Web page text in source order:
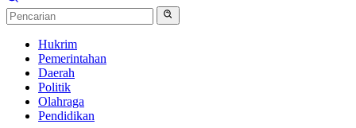
Hukrim
Pemerintahan
Daerah
Politik
Olahraga
Pendidikan